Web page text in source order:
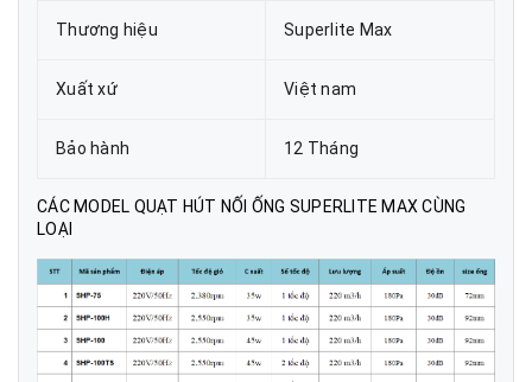
Thương hiệu Superlite Max
Xuất xứ Việt nam
Bảo hành 12 Tháng
CÁC MODEL QUẠT HÚT NỐI ỐNG SUPERLITE MAX CÙNG
LOẠI